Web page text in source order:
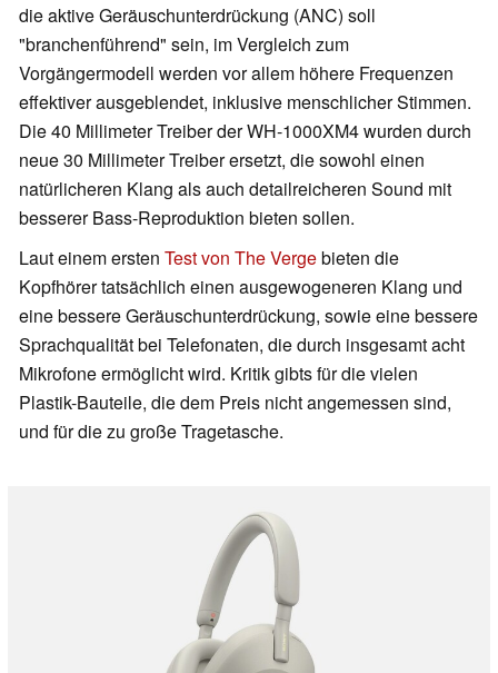
die aktive Geräuschunterdrückung (ANC) soll
"branchenführend" sein, im Vergleich zum
Vorgängermodell werden vor allem höhere Frequenzen
effektiver ausgeblendet, inklusive menschlicher Stimmen.
Die 40 Millimeter Treiber der WH-1000XM4 wurden durch
neue 30 Millimeter Treiber ersetzt, die sowohl einen
natürlicheren Klang als auch detailreicheren Sound mit
besserer Bass-Reproduktion bieten sollen.
Laut einem ersten Test von The Vergebieten die
Kopfhörer tatsächlich einen ausgewogeneren Klang und
eine bessere Geräuschunterdrückung, sowie eine bessere
Sprachqualität bei Telefonaten, die durch insgesamt acht
Mikrofone ermöglicht wird. Kritik gibts für die vielen
Plastik-Bauteile, die dem Preis nicht angemessen sind,
und für die zu große Tragetasche.